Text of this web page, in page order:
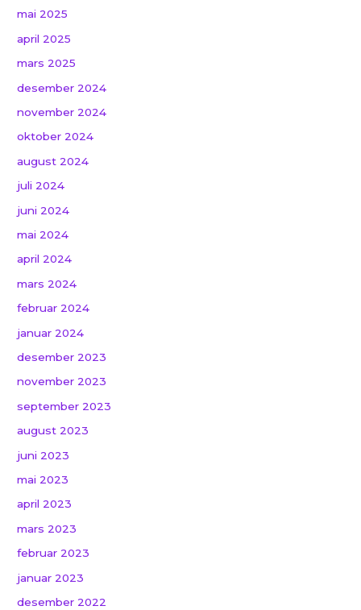
mai 2025
april 2025
mars 2025
desember 2024
november 2024
oktober 2024
august 2024
juli 2024
juni 2024
mai 2024
april 2024
mars 2024
februar 2024
januar 2024
desember 2023
november 2023
september 2023
august 2023
juni 2023
mai 2023
april 2023
mars 2023
februar 2023
januar 2023
desember 2022